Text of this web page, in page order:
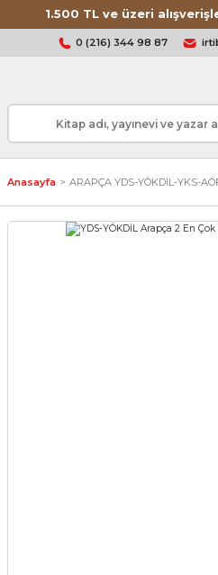
1.500 TL ve üzeri
0 (216) 344 98 87
Anasayfa ARAPÇA YDS-YÖKDİL-YKS-